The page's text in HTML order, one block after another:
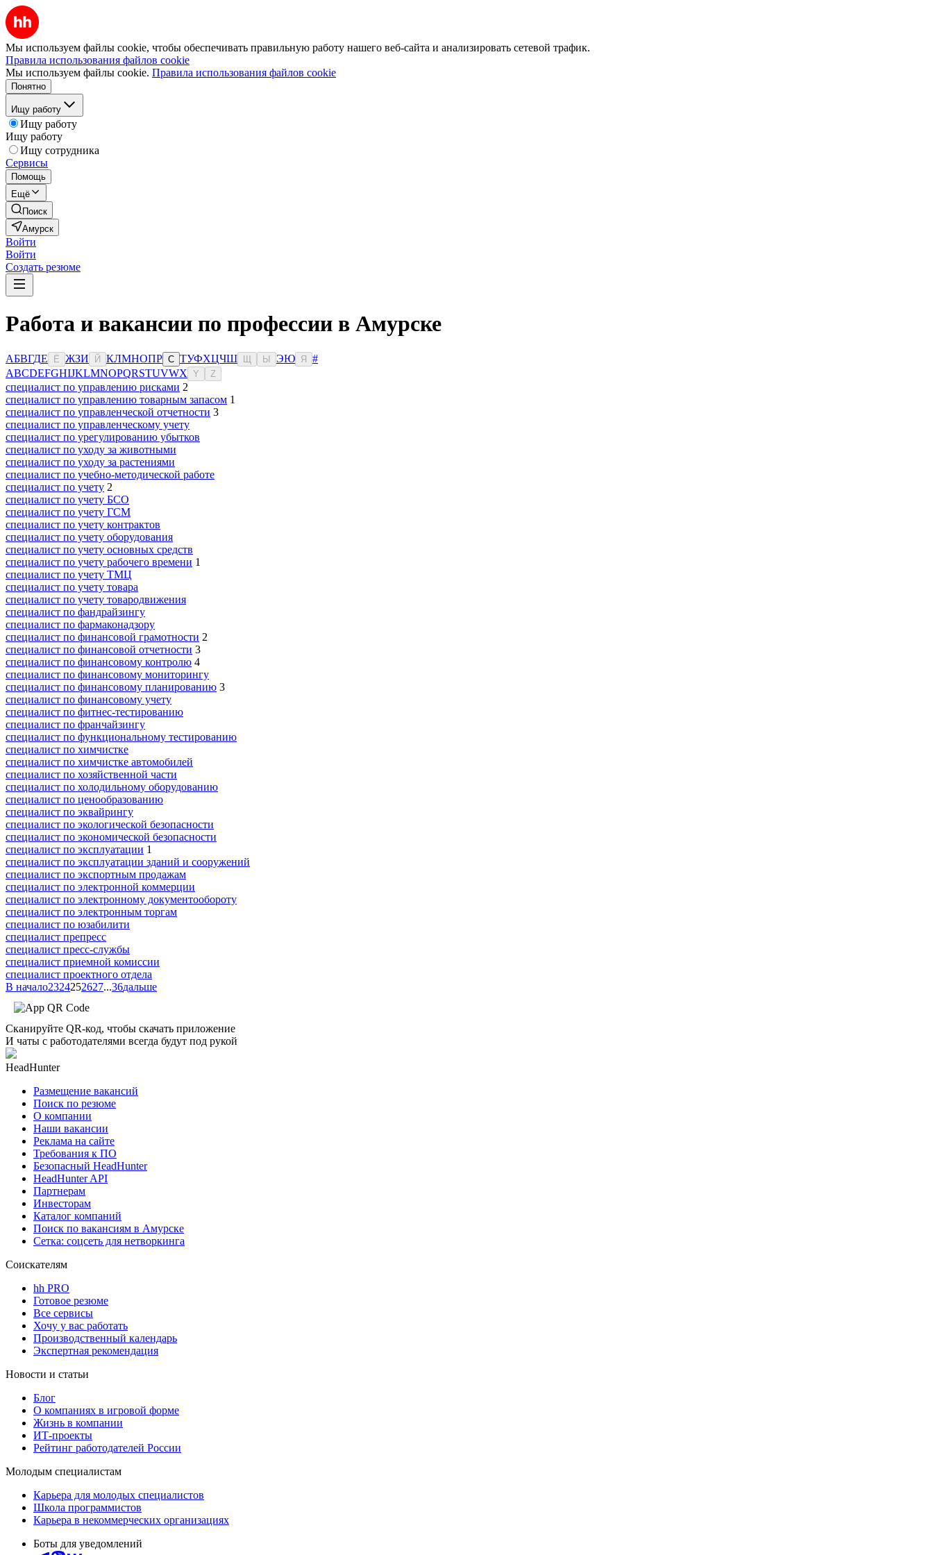
Мы используем файлы cookie, чтобы обеспечивать правильную работу нашего веб-сайта и анализировать сетевой трафик.
Правила использования файлов cookie
Мы используем файлы cookie. Правила использования файлов cookie
Понятно
Ищу работу
Ищу работу
Ищу работу
Ищу сотрудника
Сервисы
Помощь
Ещё
Поиск
Амурск
Войти
Войти
Создать резюме
Работа и вакансии по профессии в Амурске
АБВГДЕ Ё ЖЗИ Й КЛМНОПР С ТУФХЦЧШ Ы ЭЮ Я
#
ABCDEFGHIJKLMNOPQRSTUVWX Y Z
специалист по управлению рисками 2
специалист по управлению товарным запасом 1
специалист по управленческой отчетности 3
специалист по управленческому учету
специалист по урегулированию убытков
специалист по уходу за животными
специалист по уходу за растениями
специалист по учебно-методической работе
специалист по учету 2
специалист по учету БСО
специалист по учету ГСМ
специалист по учету контрактов
специалист по учету оборудования
специалист по учету основных средств
специалист по учету рабочего времени 1
специалист по учету ТМЦ
специалист по учету товара
специалист по учету товародвижения
специалист по фандрайзингу
специалист по фармаконадзору
специалист по финансовой грамотности 2
специалист по финансовой отчетности 3
специалист по финансовому контролю 4
специалист по финансовому мониторингу
специалист по финансовому планированию 3
специалист по финансовому учету
специалист по фитнес-тестированию
специалист по франчайзингу
специалист по функциональному тестированию
специалист по химчистке
специалист по химчистке автомобилей
специалист по хозяйственной части
специалист по холодильному оборудованию
специалист по ценообразованию
специалист по эквайрингу
специалист по экологической безопасности
специалист по экономической безопасности
специалист по эксплуатации 1
специалист по эксплуатации зданий и сооружений
специалист по экспортным продажам
специалист по электронной коммерции
специалист по электронному документообороту
специалист по электронным торгам
специалист по юзабилити
специалист препресс
специалист пресс-службы
специалист приемной комиссии
специалист проектного отдела
В начало2324252627...36дальше
Сканируйте QR-код, чтобы скачать приложение
И чаты с работодателями всегда будут под рукой
HeadHunter
Размещение вакансий
Поиск по резюме
О компании
Наши вакансии
Реклама на сайте
Требования к ПО
Безопасный HeadHunter
HeadHunter API
Партнерам
Инвесторам
Каталог компаний
Поиск по вакансиям в Амурске
Сетка: соцсеть для нетворкинга
Соискателям
hh PRO
Готовое резюме
Все сервисы
Хочу у вас работать
Производственный календарь
Экспертная рекомендация
Новости и статьи
Блог
О компаниях в игровой форме
Жизнь в компании
ИТ-проекты
Рейтинг работодателей России
Молодым специалистам
Карьера для молодых специалистов
Школа программистов
Карьера в некоммерческих организациях
Боты для уведомлений